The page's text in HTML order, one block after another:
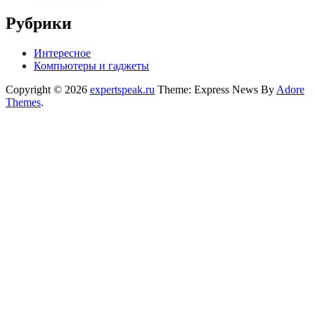
Рубрики
Интересное
Компьютеры и гаджеты
Copyright © 2026 expertspeak.ru Theme: Express News By Adore
Themes.